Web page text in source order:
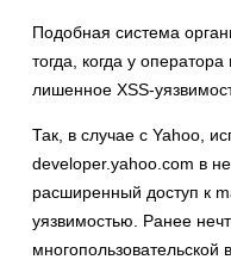
Подобная система
тогда, когда у
лишенное XSS-
Так, в случае с Yahoo,
developer.yahoo.com в
расширенный доступ к
уязвимостью. Ранее
многопользовательской